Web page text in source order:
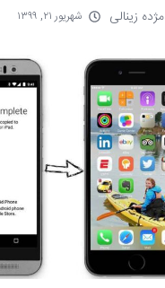
مژده زینالی شهریور ۲۱, ۱۳۹۹